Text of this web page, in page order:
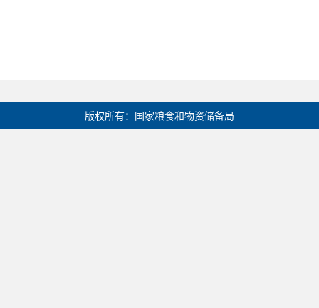
版权所有：国家粮食和物资储备局